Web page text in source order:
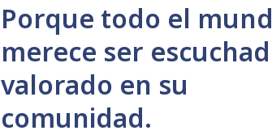
Porque todo el
merece ser
valorado en su
comunidad.